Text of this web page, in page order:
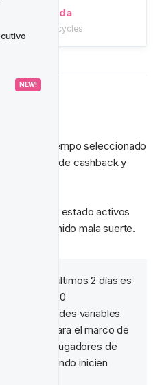
NEW!
de Vida
building-lifecycles
de tiempo seleccionado
la oferta de cashback y
que han estado activos
que han tenido mala suerte.
de los últimos 2 días es
o igual a €20
de cantidades variables
jugador para el marco de
Guía a los jugadores de
cuando inicien